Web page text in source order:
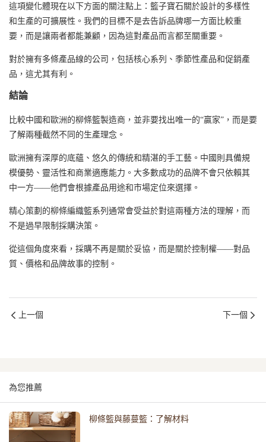
這項變化體現在以下方面的關注點上： 籃子寶石關於設計的多樣性
和生產的可擴展性。我們的目標不是去告訴品牌哪一方面比較重
要，而是讓兩者都能兼顧，因為這對產品而言都至關重要。
對於擁有多條產品線的公司，包括核心系列、季節性產品和促銷產
品，這尤其有利。
結論
比較中國和歐洲的柳條籃製造商，並非要找出唯一的“贏家”，而是要
了解兩種截然不同的生產理念。
歐洲擁有深厚的底蘊、悠久的傳統和精湛的手工藝。中國則具備規
模優勢、靈活性和商業適應能力。大多數成功的品牌不會只依賴其
中一方——他們會根據產品用途和市場定位來選擇。
精心策劃的柳條編織籃系列通常會受益於對這兩種方法的理解，而
不是過早限制採購決策。
從這個角度來看，採購不再是關於妥協，而是關於控制權——對品
質、價格和品牌故事的控制。
上一個 下一個
為您推薦
柳條籃與藤蔓籃：了解材料